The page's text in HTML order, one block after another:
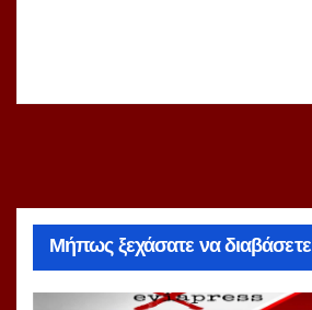
Μήπως ξεχάσατε να διαβάσετε